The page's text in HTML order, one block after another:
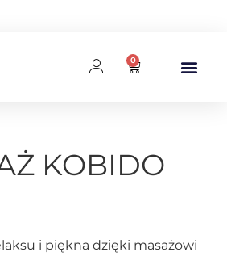
0
KOBIDO
i piękna dzięki masażowi